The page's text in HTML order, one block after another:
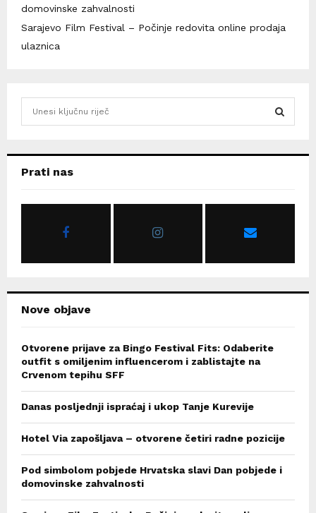
domovinske zahvalnosti
Sarajevo Film Festival – Počinje redovita online prodaja
ulaznica
hPrati nas
Nove objave
Otvorene prijave za Bingo Festival Fits: Odaberite
outfit s omiljenim influencerom i zablistajte na
Crvenom tepihu SFF
Danas posljednji ispraćaj i ukop Tanje Kurevije
Hotel Via zapošljava – otvorene četiri radne pozicije
Pod simbolom pobjede Hrvatska slavi Dan pobjede i
domovinske zahvalnosti